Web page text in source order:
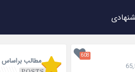
608
مطالب براساس